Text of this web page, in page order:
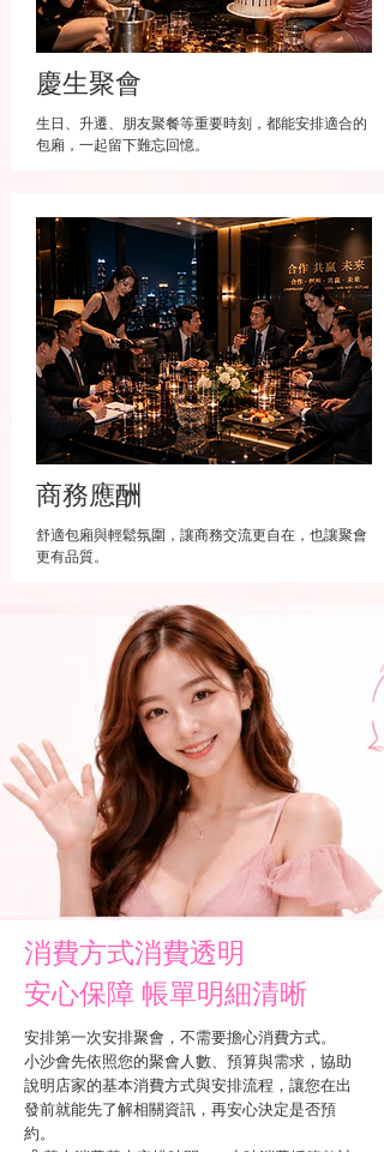
慶生聚會
生日、升遷、朋友聚餐等重要時刻，都能安排適合的
包廂，一起留下難忘回憶。
商務應酬
舒適包廂與輕鬆氛圍，讓商務交流更自在，也讓聚會
更有品質。
消費方式消費透明
安心保障 帳單明細清晰
安排第一次安排聚會，不需要擔心消費方式。
小沙會先依照您的聚會人數、預算與需求，協助
說明店家的基本消費方式與安排流程，讓您在出
發前就能先了解相關資訊，再安心決定是否預
約。